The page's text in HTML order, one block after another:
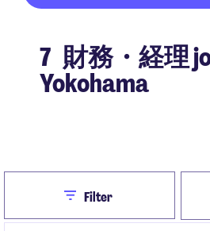
7 財務・経理
Yokohama
CloseFilter